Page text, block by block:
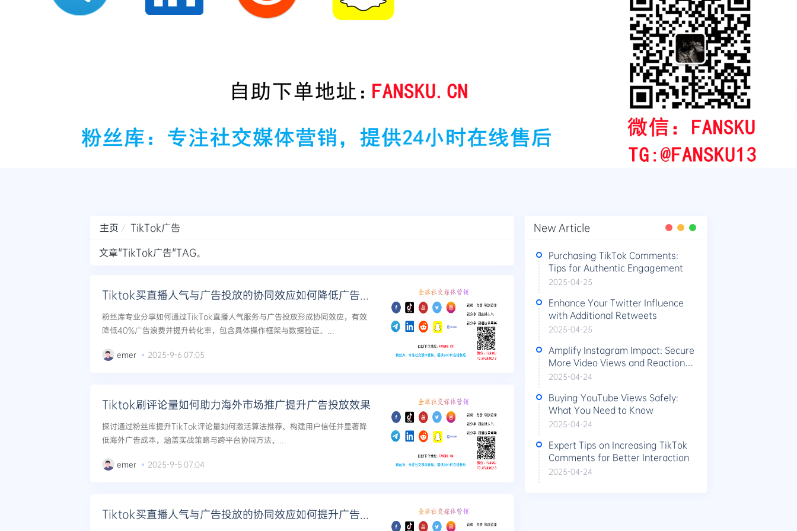
主页
TikTok广告
文章"TikTok广告"TAG。
Tiktok买直播人气与广告投放的协同效应如何降低广告浪费
粉丝库专业分享如何通过TikTok直播人气服务与广告投放形成协同效应，有效
降低40%广告浪费并提升转化率，包含具体操作框架与数据验证。...
emer 2025-9-6 07:05
Tiktok刷评论量如何助力海外市场推广提升广告投放效果
探讨通过粉丝库提升TikTok评论量如何激活算法推荐、构建用户信任并显著降
低海外广告成本，涵盖实战策略与跨平台协同方法。...
emer 2025-9-5 07:04
Tiktok买直播人气与广告投放的协同效应如何提升广告转化率
New Article
Purchasing TikTok Comments:
Tips for Authentic Engagement
2025-04-25
Enhance Your Twitter Influence
with Additional Retweets
2025-04-25
Amplify Instagram Impact: Secure
More Video Views and Reactions
Today
2025-04-24
Buying YouTube Views Safely:
What You Need to Know
2025-04-24
Expert Tips on Increasing TikTok
Comments for Better Interaction
2025-04-24